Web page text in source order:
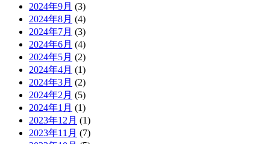
2024年9月 (3)
2024年8月 (4)
2024年7月 (3)
2024年6月 (4)
2024年5月 (2)
2024年4月 (1)
2024年3月 (2)
2024年2月 (5)
2024年1月 (1)
2023年12月 (1)
2023年11月 (7)